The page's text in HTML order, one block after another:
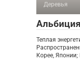
Деревья
Альбиция
Теплая
Корее,